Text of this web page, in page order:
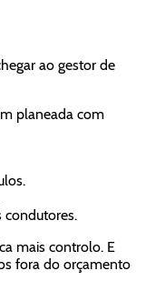
ao gestor de
planeada com
condutores.
mais controlo. E
fora do orçamento